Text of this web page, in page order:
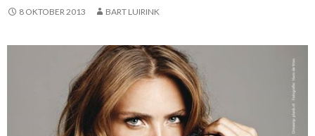
8 OKTOBER 2013 BART LUIRINK